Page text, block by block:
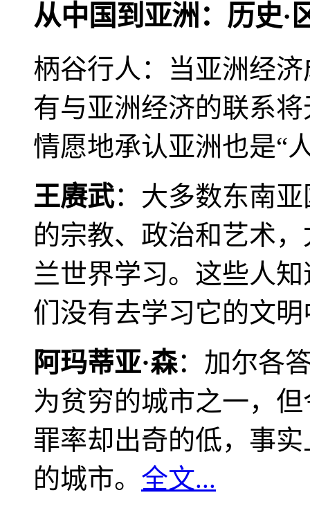
从中国到亚洲：历史·
柄谷行人：当亚洲经
有与亚洲经济的联系
情愿地承认亚洲也是“
王赓武：大多数东南
的宗教、政治和艺术
兰世界学习。这些人
们没有去学习它的文
阿玛蒂亚·森：加尔各
为贫穷的城市之一，
罪率却出奇的低，事
的城市。 全文...